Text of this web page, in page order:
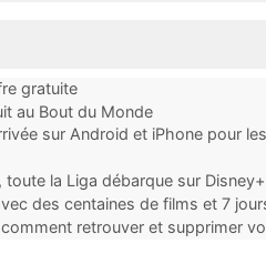
gratuite
au Bout du Monde
sur Android et iPhone pour les
la Liga débarque sur Disney+
des centaines de films et 7
retrouver et supprimer